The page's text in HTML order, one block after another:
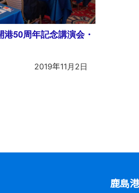
港50周年記念講演会・
2019年11月2日
鹿島